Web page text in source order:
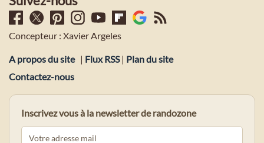
Concepteur : Xavier Argeles
A propos du site | Flux RSS| Plan du site
Contactez-nous
Inscrivez vous à la newsletter de randozone